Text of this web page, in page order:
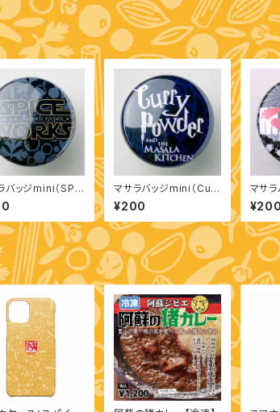
バッジmini（SPI
）
マサラバッジmini（Curr
y Powder）
¥200
マサ
ALA）